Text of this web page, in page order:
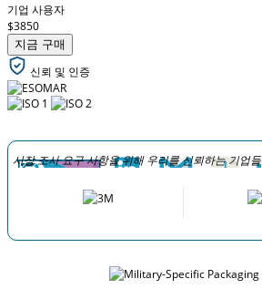
기업 사용자
$3850
지금 구매
신뢰 및 인증
시장 조사 요구 사항을 위해 우리를 신뢰하는 기업들